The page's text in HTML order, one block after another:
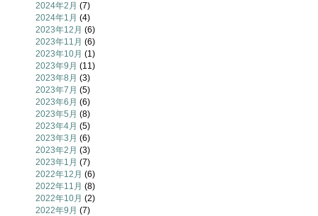
2024年2月 (7)
2024年1月 (4)
2023年12月 (6)
2023年11月 (6)
2023年10月 (1)
2023年9月 (11)
2023年8月 (3)
2023年7月 (5)
2023年6月 (6)
2023年5月 (8)
2023年4月 (5)
2023年3月 (6)
2023年2月 (3)
2023年1月 (7)
2022年12月 (6)
2022年11月 (8)
2022年10月 (2)
2022年9月 (7)